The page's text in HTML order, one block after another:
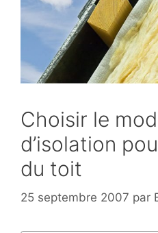
Choisir le
d’isolation
du toit
25 septembre 2007 par